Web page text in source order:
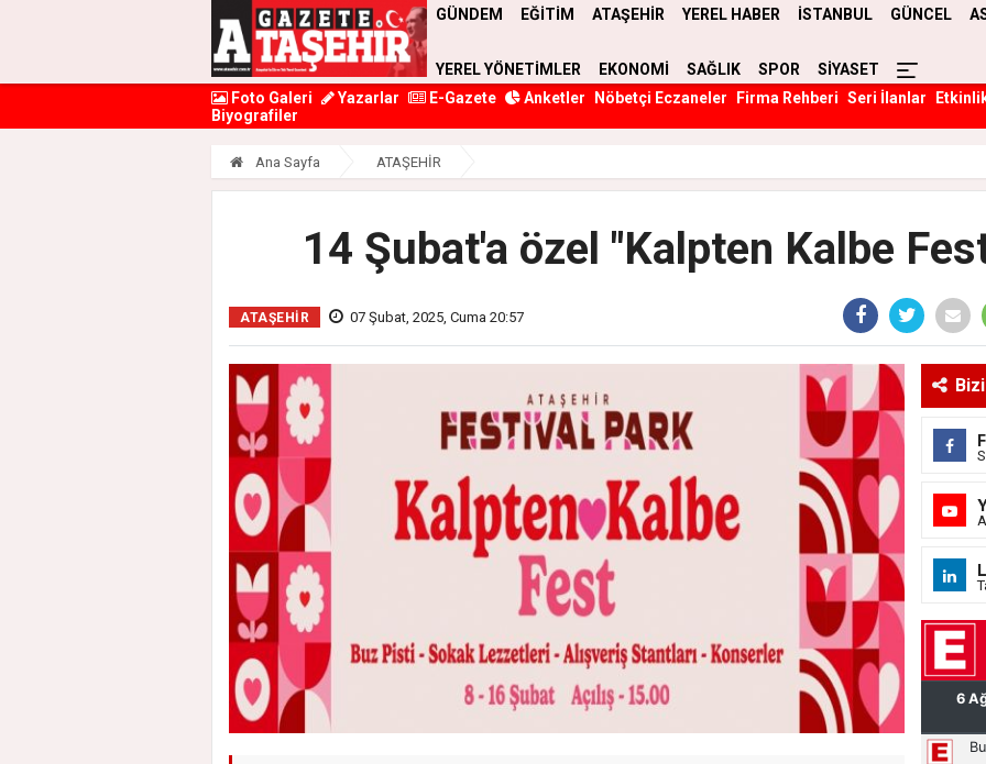
GÜNDEM EĞİTİM ATAŞEHİR YEREL HABER İSTANBUL GÜNCEL
YEREL YÖNETİMLER EKONOMİ SAĞLIK SPOR
SİYASET
Foto Galeri
Yazarlar E-Gazete Anketler Nöbetçi Eczaneler Firma Rehberi Seri İlanlar
Biyografiler
Ana Sayfa ATAŞEHİR
14 Şubat'a özel "Kalpten Kalbe
ATAŞEHİR 07 Şubat, 2025, Cuma 20:57